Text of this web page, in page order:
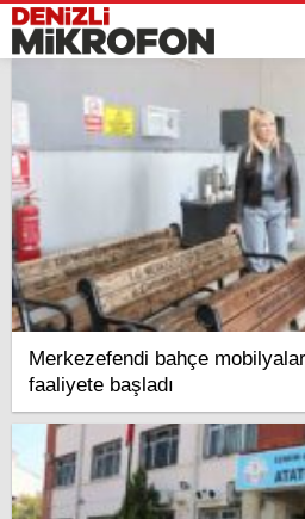
Merkezefendi bahçe
faaliyete başladı